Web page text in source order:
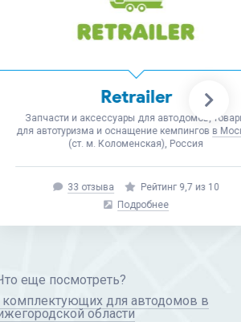
аксессуары для автодомов, товары
и оснащение кемпинговв Москве
(ст. м. Коломенская), Россия
Рейтинг 9,7 из 10
еще посмотреть?
комплектующих для автодомов в
области